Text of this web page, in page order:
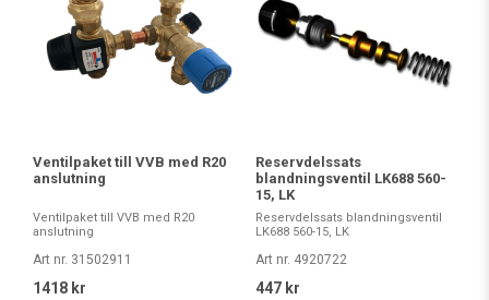
Ventilpaket till VVB med R20
anslutning
Ventilpaket till VVB med R20
anslutning
Art nr. 31502911
1418 kr
Reservdelssats
blandningsventil LK688 560-
15, LK
Reservdelssats blandningsventil
LK688 560-15, LK
Art nr. 4920722
447 kr